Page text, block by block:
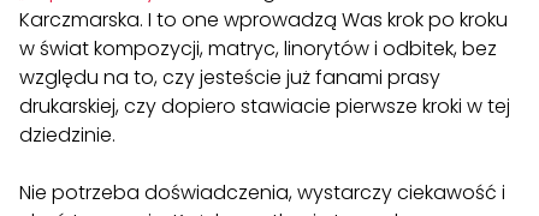
Karczmarska. I to one wprowadzą Was krok po kroku
w świat kompozycji, matryc, linorytów i odbitek, bez
względu na to, czy jesteście już fanami prasy
drukarskiej, czy dopiero stawiacie pierwsze kroki w tej
dziedzinie.
Nie potrzeba doświadczenia, wystarczy ciekawość i